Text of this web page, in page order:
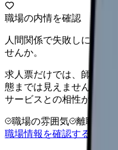
職場の内情を確認
人間関係で失敗しにくい
せんか。
求人票だけでは、師長の
態までは見えません。職
サービスとの相性が高い悩
職場の雰囲気 離職理由
職場情報を確認する方法を